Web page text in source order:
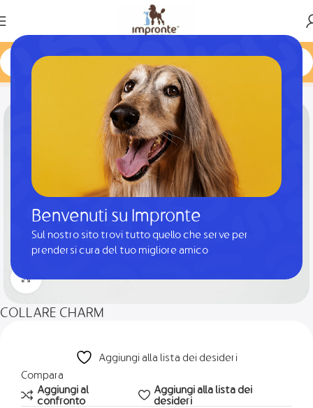
Benvenuti su Impronte
Sul nostro sito trovi tutto quello che serve per
prendersi cura del tuo migliore amico
Home COLLARE CHARM
Clicca per ingrandire
COLLARE CHARM
Aggiungi alla lista dei desideri
Compara
Aggiungi al
confronto
Aggiungi alla lista dei
desideri